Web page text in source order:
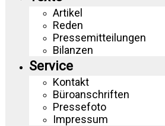
Artikel
Reden
Pressemitteilungen
Bilanzen
Service
Kontakt
Büroanschriften
Pressefoto
Impressum